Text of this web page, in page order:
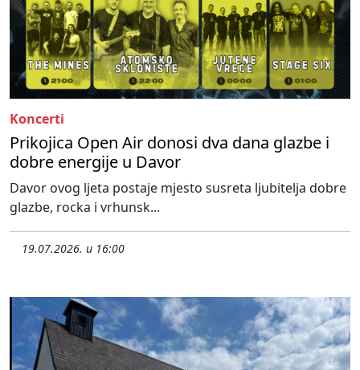
Koncerti
Prikojica Open Air donosi dva dana glazbe i
dobre energije u Davor
Davor ovog ljeta postaje mjesto susreta ljubitelja dobre
glazbe, rocka i vrhunsk...
19.07.2026. u 16:00